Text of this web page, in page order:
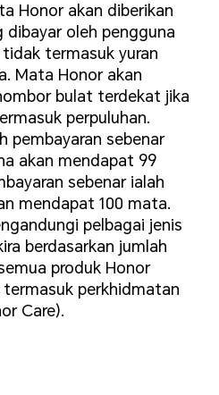
Honor akan diberikan
oleh pengguna
tidak termasuk yuran
Mata Honor akan
bulat terdekat jika
perpuluhan.
pembayaran sebenar
akan mendapat 99
sebenar ialah
mendapat 100 mata.
pelbagai jenis
berdasarkan jumlah
produk Honor
perkhidmatan
Care).